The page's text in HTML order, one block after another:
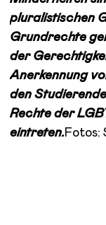
pluralistischen
Grundrechte
der
Anerkennung
den
Rechte der
eintreten.Fotos: